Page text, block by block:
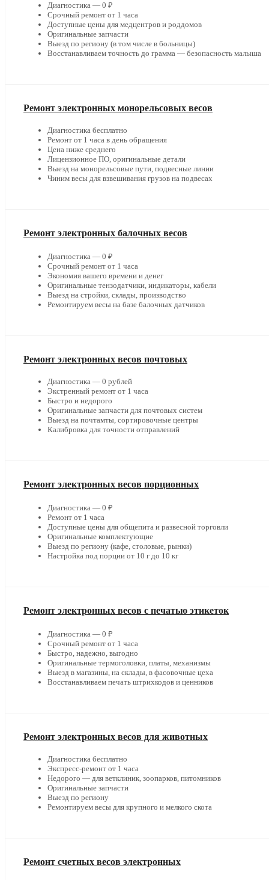
Диагностика — 0 ₽
Срочный ремонт от 1 часа
Доступные цены для медцентров и роддомов
Оригинальные запчасти
Выезд по региону (в том числе в больницы)
Восстанавливаем точность до грамма — безопасность малыша
Ремонт электронных монорельсовых весов
Диагностика бесплатно
Ремонт от 1 часа в день обращения
Цена ниже среднего
Лицензионное ПО, оригинальные детали
Выезд на монорельсовые пути, подвесные линии
Чиним весы для взвешивания грузов на подвесах
Ремонт электронных балочных весов
Диагностика — 0 ₽
Срочный ремонт от 1 часа
Экономия вашего времени и денег
Оригинальные тензодатчики, индикаторы, кабели
Выезд на стройки, склады, производство
Ремонтируем весы на базе балочных датчиков
Ремонт электронных весов почтовых
Диагностика — 0 рублей
Экстренный ремонт от 1 часа
Быстро и недорого
Оригинальные запчасти для почтовых систем
Выезд на почтамты, сортировочные центры
Калибровка для точности отправлений
Ремонт электронных весов порционных
Диагностика — 0 ₽
Ремонт от 1 часа
Доступные цены для общепита и развесной торговли
Оригинальные комплектующие
Выезд по региону (кафе, столовые, рынки)
Настройка под порции от 10 г до 10 кг
Ремонт электронных весов с печатью этикеток
Диагностика — 0 ₽
Срочный ремонт от 1 часа
Быстро, надежно, выгодно
Оригинальные термоголовки, платы, механизмы
Выезд в магазины, на склады, в фасовочные цеха
Восстанавливаем печать штрихкодов и ценников
Ремонт электронных весов для животных
Диагностика бесплатно
Экспресс-ремонт от 1 часа
Недорого — для ветклиник, зоопарков, питомников
Оригинальные запчасти
Выезд по региону
Ремонтируем весы для крупного и мелкого скота
Ремонт счетных весов электронных